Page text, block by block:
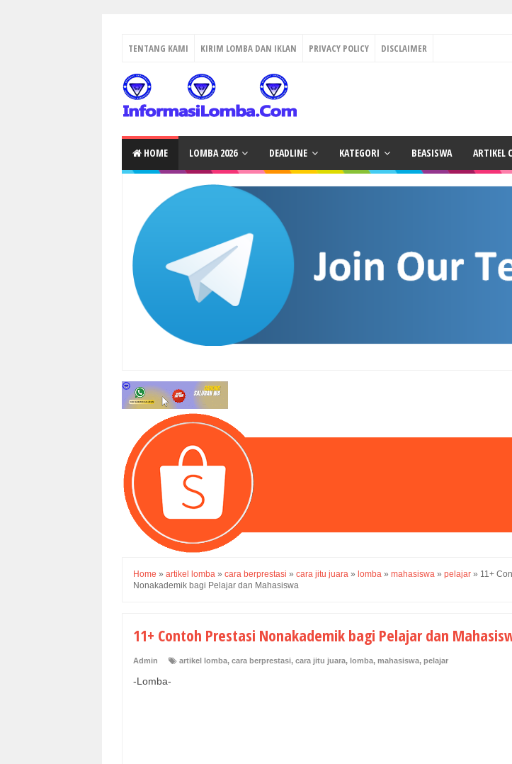
TENTANG KAMI KIRIM LOMBA DAN IKLAN PRIVACY POLICY DISCLAIMER
HOME LOMBA 2026 DEADLINE KATEGORI BEASISWA ARTIKEL
Home » artikel lomba » cara berprestasi » cara jitu juara » lomba » mahasiswa » pelajar » 11+
Nonakademik bagi Pelajar dan Mahasiswa
11+ Contoh Prestasi Nonakademik bagi Pelajar dan
Admin artikel lomba, cara berprestasi, cara jitu juara, lomba, mahasiswa, pelajar
-Lomba-